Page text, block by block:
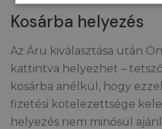
Kosárba helyezés
Az Áru kiválasztása után
kattintva helyezhet –
kosárba anélkül, hogy
fizetési kötelezettsége
helyezés nem minősül